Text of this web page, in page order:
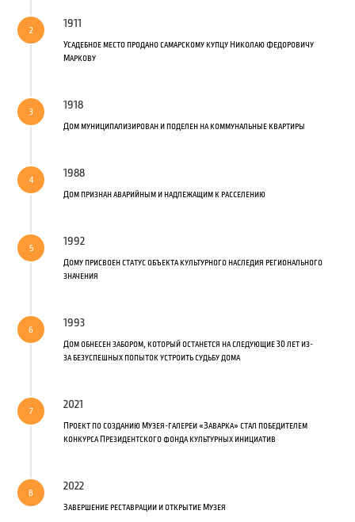
1911
Усадебное место продано самарскому купцу Николаю Федоровичу
Маркову
1918
Дом муниципализирован и поделен на коммунальные квартиры
1988
Дом признан аварийным и надлежащим к расселению
1992
Дому присвоен статус объекта культурного наследия регионального
значения
1993
Дом обнесен забором, который останется на следующие 30 лет из-
за безуспешных попыток устроить судьбу дома
2021
Проект по созданию Музея-галереи «Заварка» стал победителем
конкурса Президентского фонда культурных инициатив
2022
Завершение реставрации и открытие Музея